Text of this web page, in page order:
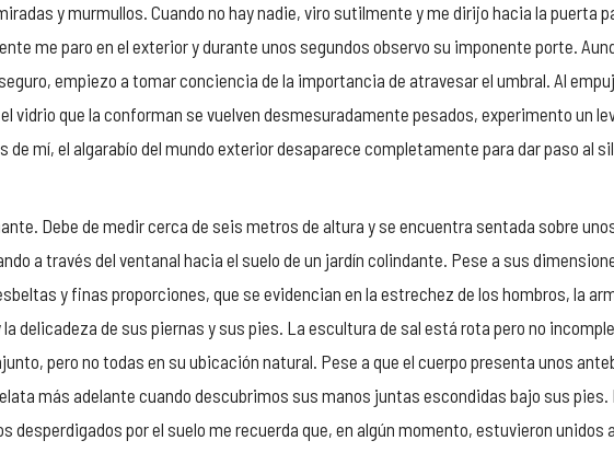
y murmullos. Cuando no hay nadie, viro sutilmente y me dirijo hacia la puerta
me paro en el exterior y durante unos segundos observo su imponente porte.
empiezo a tomar conciencia de la importancia de atravesar el umbral. Al
vidrio que la conforman se vuelven desmesuradamente pesados, experimento un
de mí, el algarabío del mundo exterior desaparece completamente para dar paso al
Debe de medir cerca de seis metros de altura y se encuentra sentada sobre
a través del ventanal hacia el suelo de un jardín colindante. Pese a sus
y finas proporciones, que se evidencian en la estrechez de los hombros, la
delicadeza de sus piernas y sus pies. La escultura de sal está rota pero no
pero no todas en su ubicación natural. Pese a que el cuerpo presenta unos
más adelante cuando descubrimos sus manos juntas escondidas bajo sus pies.
desperdigados por el suelo me recuerda que, en algún momento, estuvieron unidos